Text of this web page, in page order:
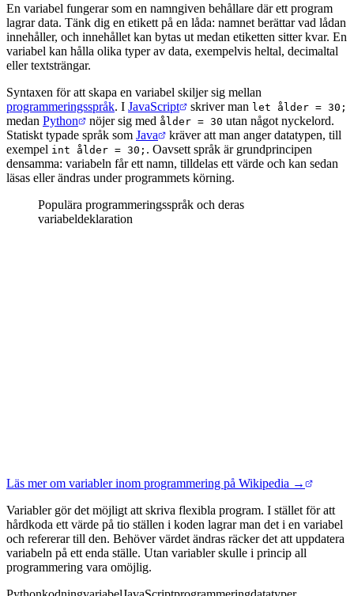
En variabel fungerar som en namngiven behållare där ett program
lagrar data. Tänk dig en etikett på en låda: namnet berättar vad lådan
innehåller, och innehållet kan bytas ut medan etiketten sitter kvar. En
variabel kan hålla olika typer av data, exempelvis heltal, decimaltal
eller textsträngar.
Syntaxen för att skapa en variabel skiljer sig mellan
programmeringsspråk. I JavaScript skriver man let ålder = 30;
medan Python nöjer sig med ålder = 30 utan något nyckelord.
Statiskt typade språk som Java
kräver att man anger datatypen, till
exempel int ålder = 30; . Oavsett språk är grundprincipen
densamma: variabeln får ett namn, tilldelas ett värde och kan sedan
läsas eller ändras under programmets körning.
Populära programmeringsspråk och deras
variabeldeklaration
Läs mer om variabler inom programmering på Wikipedia →
Variabler gör det möjligt att skriva flexibla program. I stället för att
hårdkoda ett värde på tio ställen i koden lagrar man det i en variabel
och refererar till den. Behöver värdet ändras räcker det att uppdatera
variabeln på ett enda ställe. Utan variabler skulle i princip all
programmering vara omöjlig.